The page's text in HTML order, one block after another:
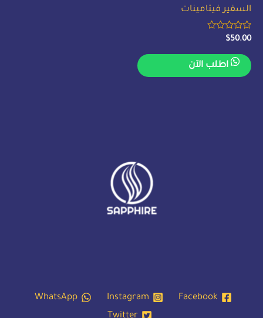
السفير فيتامينات
تم
من
5
$50.00
اطلب الآن
Facebook
Instagram
WhatsApp
Twitter